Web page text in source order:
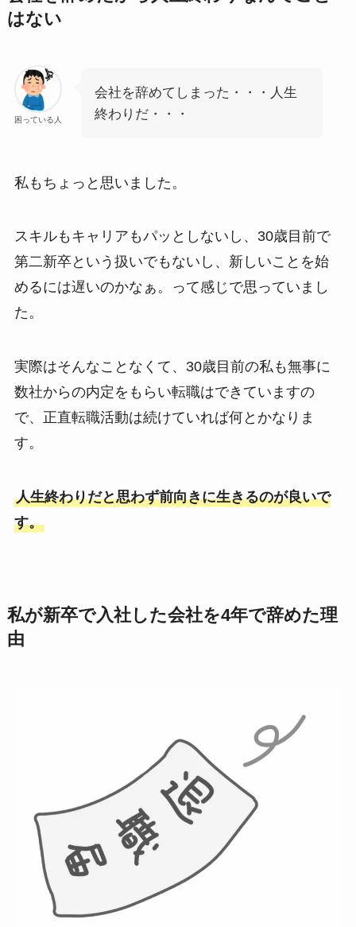
はない
困っている人
会社を辞めてしまった・・・人生
終わりだ・・・
私もちょっと思いました。
スキルもキャリアもパッとしないし、30歳目前で
第二新卒という扱いでもないし、新しいことを始
めるには遅いのかなぁ。って感じで思っていまし
た。
実際はそんなことなくて、30歳目前の私も無事に
数社からの内定をもらい転職はできていますの
で、正直転職活動は続けていれば何とかなりま
す。
人生終わりだと思わず前向きに生きるのが良いで
す。
私が新卒で入社した会社を4年で辞めた理
由